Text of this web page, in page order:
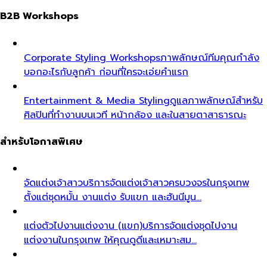
B2B Workshops
Corporate Styling Workshopsภาพลักษณ์ทีมคุณกำลัง
บอกอะไรกับลูกค้า ก่อนที่ใครจะเอ่ยคำแรก
Entertainment & Media Stylingดูแลภาพลักษณ์สำหรับ
ศิลปินที่ทำงานบนเวที หน้ากล้อง และในสายตาสาธารณะ
สำหรับโอกาสพิเศษ
จัดแต่งเจ้าสาวบริการจัดแต่งเจ้าสาวครบวงจรในกรุงเทพ
ตั้งแต่ชุดหมั้น งานแต่ง รับแขก และฮันนีมูน…
แต่งตัวไปงานแต่งงาน (แขก)บริการจัดแต่งชุดไปงาน
แต่งงานในกรุงเทพ ให้คุณดูดีและเหมาะสม…